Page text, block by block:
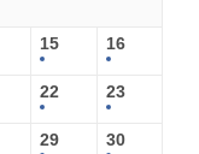
15 16
22 23
29 30